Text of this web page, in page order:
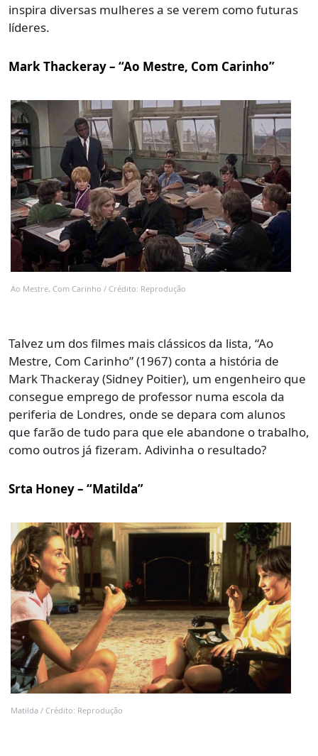
inspira diversas mulheres a se verem como futuras
líderes.
Mark Thackeray – “Ao Mestre, Com Carinho”
Ao Mestre, Com Carinho / Crédito: Reprodução
Talvez um dos filmes mais clássicos da lista, “Ao
Mestre, Com Carinho” (1967) conta a história de
Mark Thackeray (Sidney Poitier), um engenheiro que
consegue emprego de professor numa escola da
periferia de Londres, onde se depara com alunos
que farão de tudo para que ele abandone o trabalho,
como outros já fizeram. Adivinha o resultado?
Srta Honey – “Matilda”
Matilda / Crédito: Reprodução